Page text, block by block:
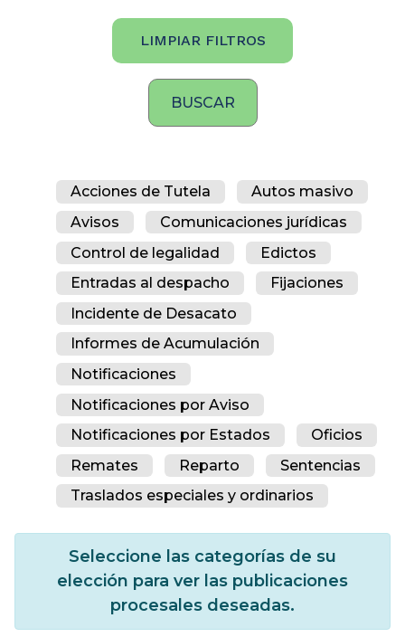
LIMPIAR FILTROS
Acciones de Tutela
Autos masivo
Avisos
Comunicaciones jurídicas
Control de legalidad
Edictos
Entradas al despacho
Fijaciones
Incidente de Desacato
Informes de Acumulación
Notificaciones
Notificaciones por Aviso
Notificaciones por Estados
Oficios
Remates
Reparto
Sentencias
Traslados especiales y ordinarios
Seleccione las categorías de su
elección para ver las publicaciones
procesales deseadas.